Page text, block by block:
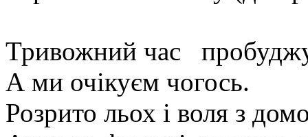
Тривожний час
А ми очікуєм чогось.
Розрито льох і воля з